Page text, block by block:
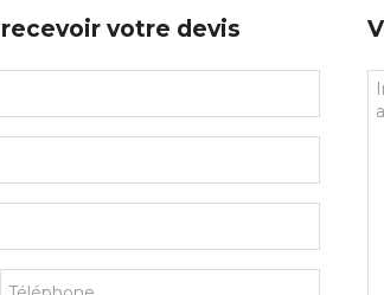
votre devis